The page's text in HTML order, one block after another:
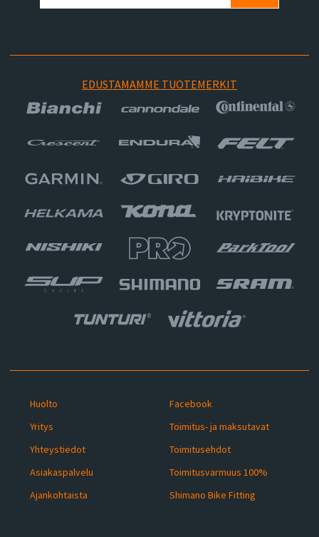
EDUSTAMAMME TUOTEMERKIT
Huolto
Yritys
Yhteystiedot
Asiakaspalvelu
Ajankohtaista
Facebook
Toimitus- ja maksutavat
Toimitusehdot
Toimitusvarmuus 100%
Shimano Bike Fitting